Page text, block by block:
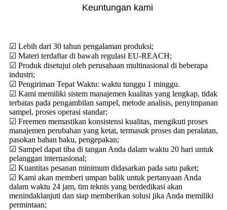
Keuntungan kami
☑ Lebih dari 30 tahun pengalaman produksi;
☑ Materi terdaftar di bawah regulasi EU-REACH;
☑ Produk disetujui oleh perusahaan multinasional di beberapa
industri;
☑ Pengiriman Tepat Waktu: waktu tunggu 1 minggu.
☑ Kami memiliki sistem manajemen kualitas yang lengkap, tidak
terbatas pada pengambilan sampel, metode analisis, penyimpanan
sampel, proses operasi standar;
☑ Freemen memastikan konsistensi kualitas, mengikuti proses
manajemen perubahan yang ketat, termasuk proses dan peralatan,
pasokan bahan baku, pengepakan;
☑ Sampel dapat tiba di tangan Anda dalam waktu 20 hari untuk
pelanggan internasional;
☑ Kuantitas pesanan minimum didasarkan pada satu paket;
☑ Kami akan memberi umpan balik untuk pertanyaan Anda
dalam waktu 24 jam, tim teknis yang berdedikasi akan
menindaklanjuti dan siap memberikan solusi jika Anda memiliki
permintaan;